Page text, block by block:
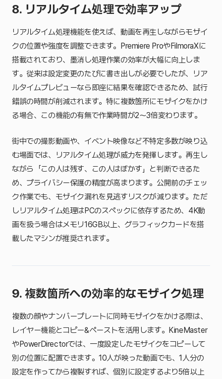
8. リアルタイム処理で効率アップ
リアルタイム処理機能を使えば、動画を再生しながらモザイ
クの位置や強度を調整できます。Premiere ProやFilmoraXに
搭載されており、墨消し処理作業の効率が大幅に向上しま
す。従来は設定変更のたびに書き出しが必要でしたが、リア
ルタイムプレビューなら即座に結果を確認できるため、試行
錯誤の時間が削減されます。特に複数箇所にモザイクをかけ
る場合、この機能の有無で作業時間が2〜3倍変わります。
街中での撮影動画や、イベント映像など不特定多数が映り込
む場面では、リアルタイム処理が威力を発揮します。再生し
ながら「この人は残す、この人はぼかす」と判断できるた
め、プライバシー保護の精度が高まります。公開前のチェッ
ク作業でも、モザイク漏れを見逃すリスクが減ります。ただ
しリアルタイム処理はPCのスペックに依存するため、4K動
画を扱う場合はメモリ16GB以上、グラフィックカードを搭
載したマシンが推奨されます。
9. 複数箇所への効率的なモザイク処理
複数の顔やナンバープレートに同時モザイクをかける際は、
レイヤー機能とコピー&ペーストを活用します。KineMaster
やPowerDirectorでは、一度設定したモザイクをコピーして
別の位置に配置できます。10人が映った動画でも、1人分の
設定を作ってから複製すれば、個別に設定するより5倍以上